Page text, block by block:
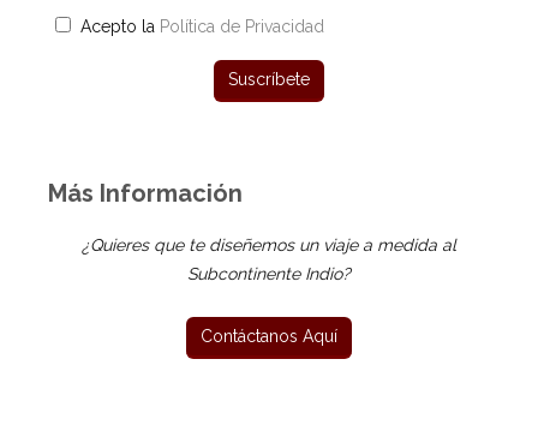
Acepto la Política de Privacidad
Más Información
¿Quieres que te diseñemos un viaje a medida al
Subcontinente Indio?